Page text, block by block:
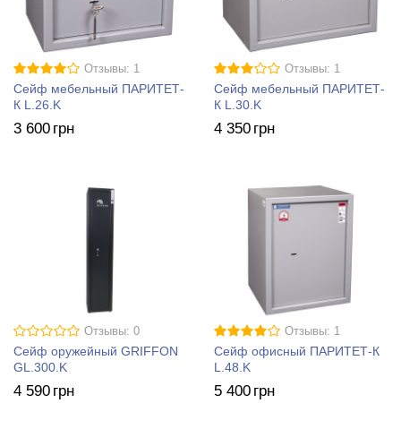
Отзывы: 1
Сейф мебельный ПАРИТЕТ-
К L.26.K
3 600 грн
Отзывы: 1
Сейф мебельный ПАРИТЕТ-
К L.30.K
4 350 грн
Отзывы: 0
Сейф оружейный GRIFFON
GL.300.K
4 590 грн
Отзывы: 1
Сейф офисный ПАРИТЕТ-К
L.48.K
5 400 грн